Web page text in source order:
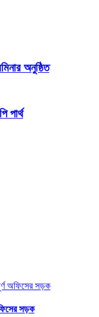
অনুষ্ঠিত
পার্থ
সড়ক